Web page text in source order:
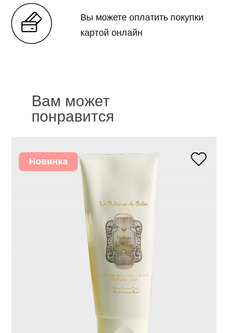
Вы можете оплатить покупки
картой онлайн
Вам может
понравится
Новинка